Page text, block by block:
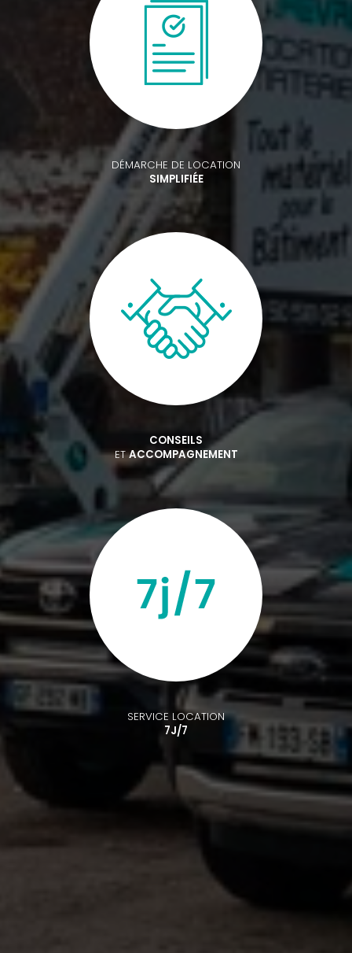
DÉMARCHE DE LOCATION
SIMPLIFIÉE
CONSEILS
ETACCOMPAGNEMENT
SERVICE LOCATION
7J/7